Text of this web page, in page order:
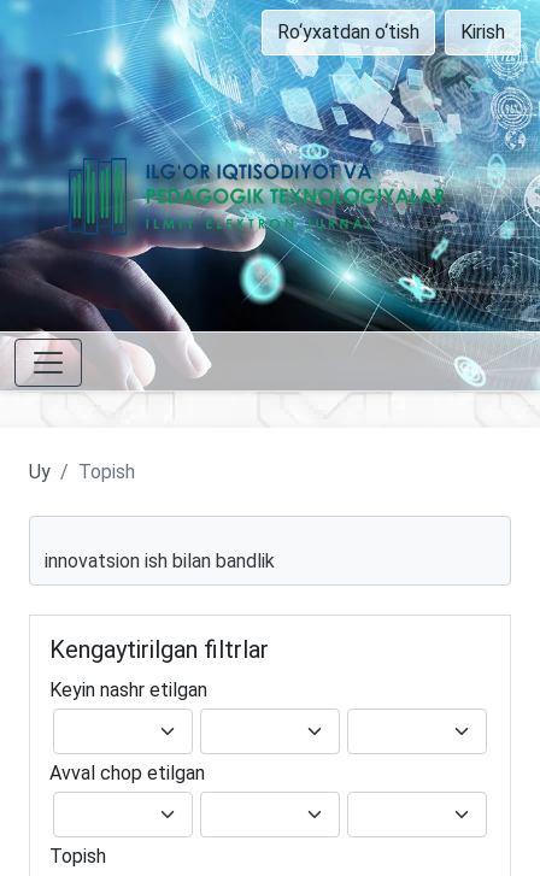
Ro‘yxatdan o‘tish Kirish
Uy Topish
Kengaytirilgan filtrlar
Keyin nashr etilgan
Avval chop etilgan
Topish